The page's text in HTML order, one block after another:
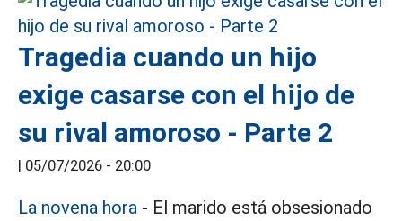
Tragedia cuando un hijo
exige casarse con el hijo de
su rival amoroso - Parte 2
| 05/07/2026 - 20:00
La novena hora - El marido está obsesionado